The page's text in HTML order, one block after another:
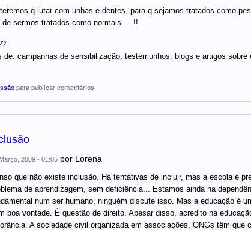
q lutar com unhas e dentes, para q sejamos tratados como
de sermos tratados como normais ... !!
de: campanhas de sensibilização, testemunhos, blogs e artigos sobre
para publicar comentários
2009 - 01:05por Lorena
que não existe inclusão. Há tentativas de incluir, mas a escola é
de aprendizagem, sem deficiência... Estamos ainda na
num ser humano, ninguém discute isso. Mas a educação é
boa vontade. É questão de direito. Apesar disso, acredito na
A sociedade civil organizada em associações, ONGs têm